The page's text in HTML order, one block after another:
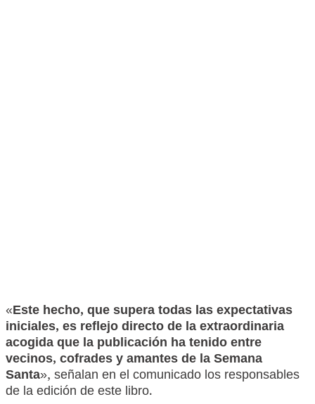
«Este hecho, que supera todas las expectativas
iniciales, es reflejo directo de la extraordinaria
acogida que la publicación ha tenido entre
vecinos, cofrades y amantes de la Semana
Santa», señalan en el comunicado los responsables
de la edición de este libro.